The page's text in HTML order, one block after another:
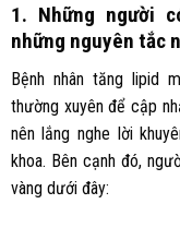
1. Những người
những nguyên tắc
Bệnh nhân tăng lipid
thường xuyên để cập
nên lắng nghe lời
khoa. Bên cạnh đó,
vàng dưới đây: